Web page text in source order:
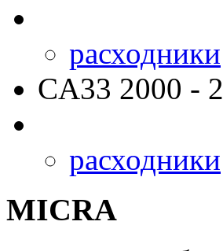
расходники
CA33 2000 -
расходники
MICRA